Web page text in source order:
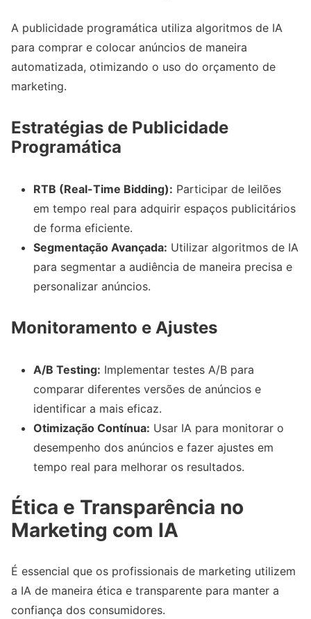
A publicidade programática utiliza algoritmos de IA
para comprar e colocar anúncios de maneira
automatizada, otimizando o uso do orçamento de
marketing.
Estratégias de Publicidade
Programática
RTB (Real-Time Bidding): Participar de leilões
em tempo real para adquirir espaços publicitários
de forma eficiente.
Segmentação Avançada: Utilizar algoritmos de IA
para segmentar a audiência de maneira precisa e
personalizar anúncios.
Monitoramento e Ajustes
A/B Testing: Implementar testes A/B para
comparar diferentes versões de anúncios e
identificar a mais eficaz.
Otimização Contínua: Usar IA para monitorar o
desempenho dos anúncios e fazer ajustes em
tempo real para melhorar os resultados.
Ética e Transparência no
Marketing com IA
É essencial que os profissionais de marketing utilizem
a IA de maneira ética e transparente para manter a
confiança dos consumidores.